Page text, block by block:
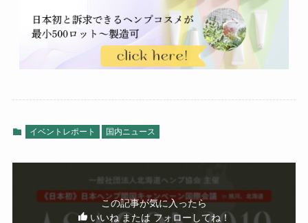
イベントレポート 国内ニュース
この記事が気に入ったら
いいね または フォローしてね！